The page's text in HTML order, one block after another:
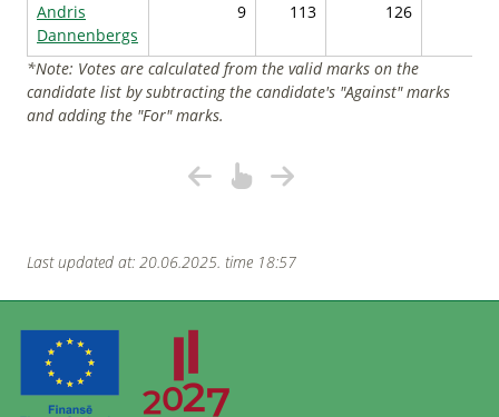
Andris
Dannenbergs
9 113 126
*Note: Votes are calculated from the valid marks on the
candidate list by subtracting the candidate's "Against" marks
and adding the "For" marks.
Last updated at: 20.06.2025. time 18:57